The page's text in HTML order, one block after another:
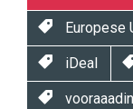
Europese
iDeal